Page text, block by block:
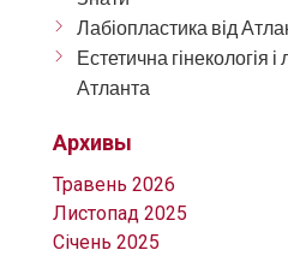
Лабіопластика від
Естетична гінекологія і
Атланта
Архивы
Травень 2026
Листопад 2025
Січень 2025